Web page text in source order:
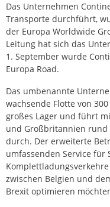
Das Unternehmen
Transporte durchführt,
der Europa Worldwide
Leitung hat sich das
1. September wurde
Europa Road.
Das umbenannte
wachsende Flotte von
großes Lager und führt
und Großbritannien rund
durch. Der erweiterte
umfassenden Service für
zwischen Belgien und
Brexit optimieren